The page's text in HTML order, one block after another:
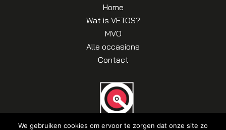
Home
Wat is VETOS?
MVO
Alle occasions
Contact
We gebruiken cookies om ervoor te zorgen dat onze site zo